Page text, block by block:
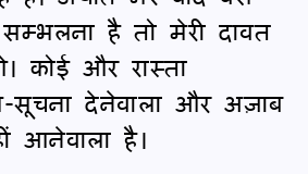
है तो मेरी दावत
कोई और रास्ता
सूचना देनेवाला और अज़ाब
आनेवाला है।